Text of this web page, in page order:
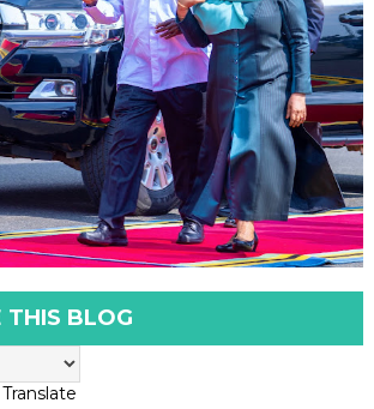
THIS BLOG
Translate